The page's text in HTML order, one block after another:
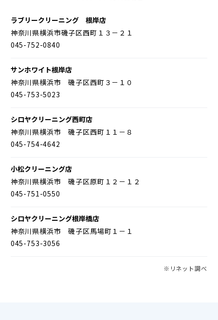
ラブリークリーニング 根岸店
神奈川県横浜市磯子区西町１３－２１
045-752-0840
サンホワイト根岸店
神奈川県横浜市 磯子区西町３－１０
045-753-5023
シロヤクリーニング西町店
神奈川県横浜市 磯子区西町１１－８
045-754-4642
小松クリーニング店
神奈川県横浜市 磯子区原町１２－１２
045-751-0550
シロヤクリーニング根岸橋店
神奈川県横浜市 磯子区馬場町１－１
045-753-3056
※リネット調べ